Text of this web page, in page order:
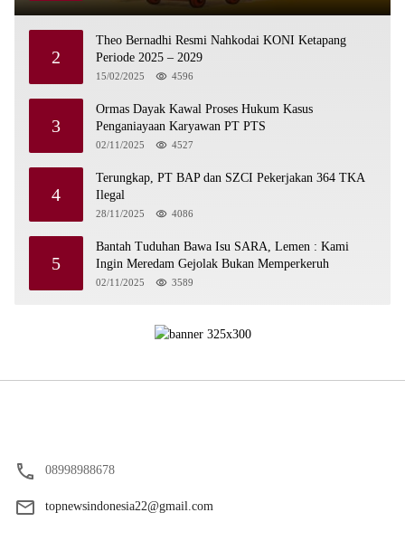
2
Theo Bernadhi Resmi Nahkodai KONI Ketapang
Periode 2025 – 2029
15/02/2025 4596
3
Ormas Dayak Kawal Proses Hukum Kasus
Penganiayaan Karyawan PT PTS
02/11/2025 4527
4
Terungkap, PT BAP dan SZCI Pekerjakan 364 TKA
Ilegal
28/11/2025 4086
5
Bantah Tuduhan Bawa Isu SARA, Lemen : Kami
Ingin Meredam Gejolak Bukan Memperkeruh
02/11/2025 3589
08998988678
topnewsindonesia22@gmail.com